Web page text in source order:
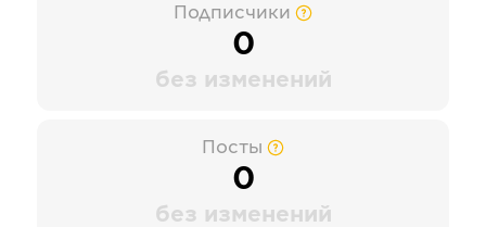
Подписчики
0
без изменений
Посты
0
без изменений